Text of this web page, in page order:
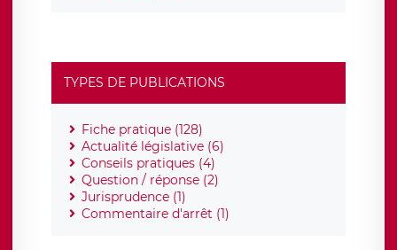
TYPES DE PUBLICATIONS
Fiche pratique (128)
Actualité législative (6)
Conseils pratiques (4)
Question / réponse (2)
Jurisprudence (1)
Commentaire d'arrêt (1)